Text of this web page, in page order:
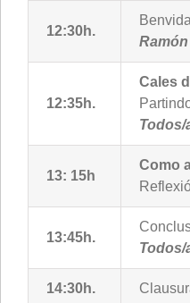
12:30h.
12:35h.
Cales
Todos/
13: 15h
Como
13:45h.
Todos/
14:30h.